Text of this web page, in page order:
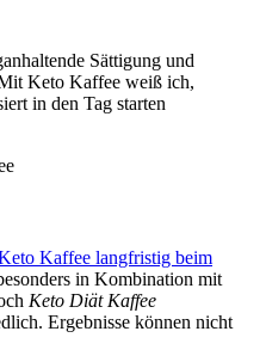
Sättigung und
Keto Kaffee weiß ich,
in den Tag starten
Kaffee langfristig beim
in Kombination mit
Keto Diät Kaffee
Ergebnisse können nicht